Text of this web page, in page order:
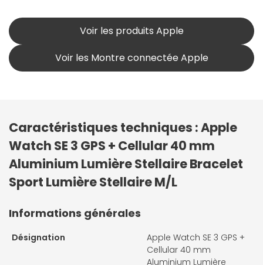
Voir les produits Apple
Voir les Montre connectée Apple
Caractéristiques techniques : Apple
Watch SE 3 GPS + Cellular 40 mm
Aluminium Lumière Stellaire Bracelet
Sport Lumière Stellaire M/L
Informations générales
Désignation
Apple Watch SE 3 GPS +
Cellular 40 mm
Aluminium Lumière